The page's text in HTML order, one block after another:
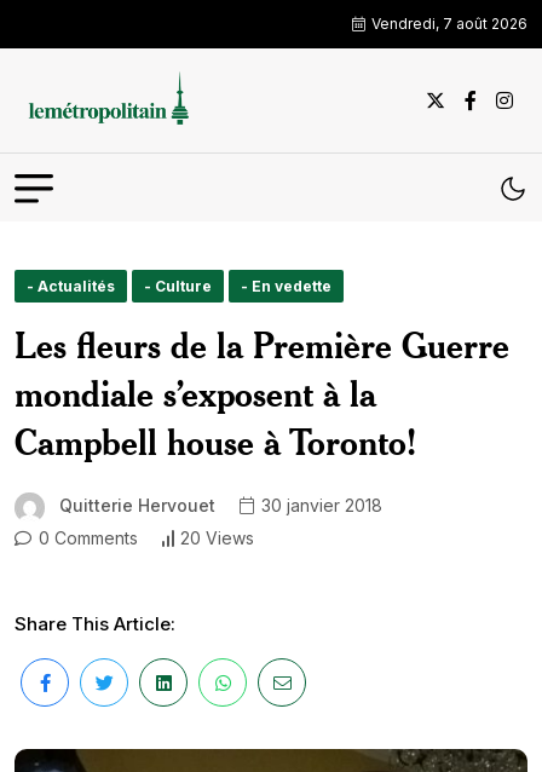
Vendredi, 7 août 2026
- Actualités - Culture - En vedette
Les fleurs de la Première Guerre
mondiale s’exposent à la
Campbell house à Toronto!
Quitterie Hervouet
30 janvier 2018
0 Comments
20 Views
Share This Article: